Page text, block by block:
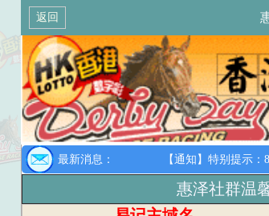
返回
最新消息： 【通知】特别提示：8月1
惠泽社群温